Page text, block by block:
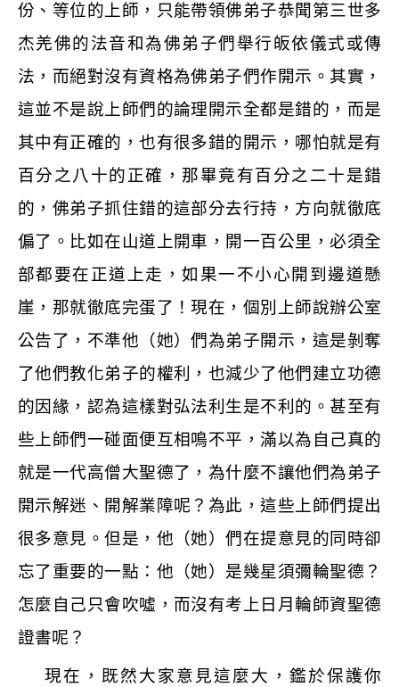
份、等位的上師，只能帶領佛弟子恭聞第三世多
杰羌佛的法音和為佛弟子們舉行皈依儀式或傳
法，而絕對沒有資格為佛弟子們作開示。其實，
這並不是說上師們的論理開示全都是錯的，而是
其中有正確的，也有很多錯的開示，哪怕就是有
百分之八十的正確，那畢竟有百分之二十是錯
的，佛弟子抓住錯的這部分去行持，方向就徹底
偏了。比如在山道上開車，開一百公里，必須全
部都要在正道上走，如果一不小心開到邊道懸
崖，那就徹底完蛋了！現在，個別上師說辦公室
公告了，不準他（她）們為弟子開示，這是剝奪
了他們教化弟子的權利，也減少了他們建立功德
的因緣，認為這樣對弘法利生是不利的。甚至有
些上師們一碰面便互相鳴不平，滿以為自己真的
就是一代高僧大聖德了，為什麼不讓他們為弟子
開示解迷、開解業障呢？為此，這些上師們提出
很多意見。但是，他（她）們在提意見的同時卻
忘了重要的一點：他（她）是幾星須彌輪聖德？
怎麼自己只會吹噓，而沒有考上日月輪師資聖德
證書呢？
現在，既然大家意見這麼大，鑑於保護你